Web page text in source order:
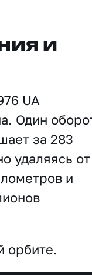
и
UA
Один
за 283
удаляясь от
и
орбите.